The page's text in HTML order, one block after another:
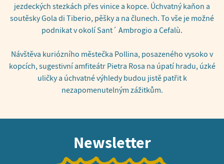
jezdeckých stezkách přes vinice a kopce. Úchvatný kaňon a
soutěsky Gola di Tiberio, pěšky a na člunech. To vše je možné
podnikat v okolí Sant´ Ambrogio a Cefalù.
Návštěva kuriózního městečka Pollina, posazeného vysoko v
kopcích, sugestivní amfiteátr Pietra Rosa na úpatí hradu, úzké
uličky a úchvatné výhledy budou jistě patřit k
nezapomenutelným zážitkům.
Newsletter